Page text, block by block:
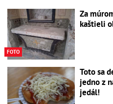
FOTO
Za
kaštieli
Toto sa
jedno z
jedál!